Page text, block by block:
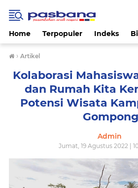
Home Terpopuler Indeks
› Artikel
Kolaborasi
dan Rumah Kita
Potensi Wisata
Gompong
Admin
Jumat, 19 Agustus 2022 |